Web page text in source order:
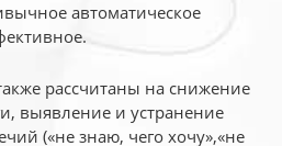
автоматическое
рассчитаны на снижение
выявление и устранение
(«не знаю, чего хочу»,«не